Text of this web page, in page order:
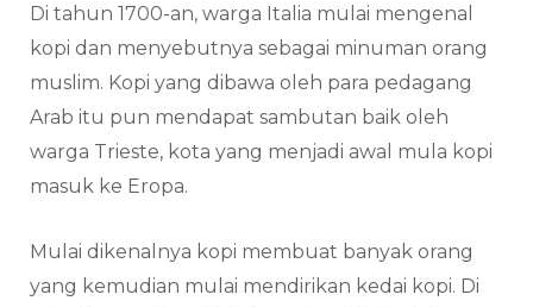
Di tahun 1700-an, warga Italia mulai mengenal
kopi dan menyebutnya sebagai minuman orang
muslim. Kopi yang dibawa oleh para pedagang
Arab itu pun mendapat sambutan baik oleh
warga Trieste, kota yang menjadi awal mula kopi
masuk ke Eropa.
Mulai dikenalnya kopi membuat banyak orang
yang kemudian mulai mendirikan kedai kopi. Di